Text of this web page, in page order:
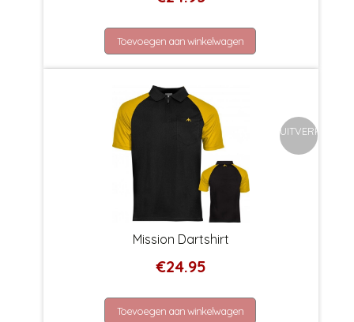
Toevoegen aan winkelwagen
UITVERKOCHT
Mission Dartshirt
€24.95
Toevoegen aan winkelwagen